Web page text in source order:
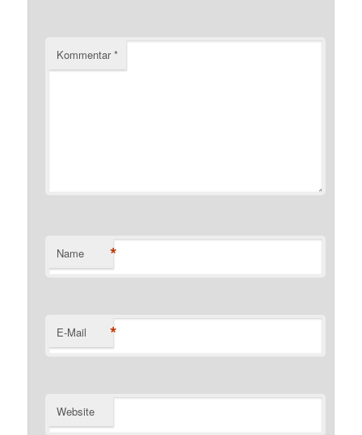
Kommentar*
Name *
E-Mail *
Website